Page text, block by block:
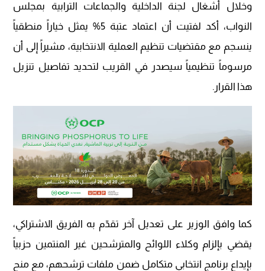
وخلال أشغال لجنة الداخلية والجماعات الترابية بمجلس
النواب، أكد لفتيت أن اعتماد عتبة 5% يمثل خياراً منطقياً
ينسجم مع مقتضيات تنظيم العملية الانتخابية، مشيراً إلى أن
مرسوماً تنظيمياً سيصدر في القريب لتحديد تفاصيل تنزيل
هذا القرار.
كما وافق الوزير على تعديل آخر تقدّم به الفريق الاشتراكي،
يقضي بإلزام وكلاء اللوائح والمترشحين غير المنتمين حزبياً
بإيداع برنامج انتخابي متكامل ضمن ملفات ترشحهم، مع منح